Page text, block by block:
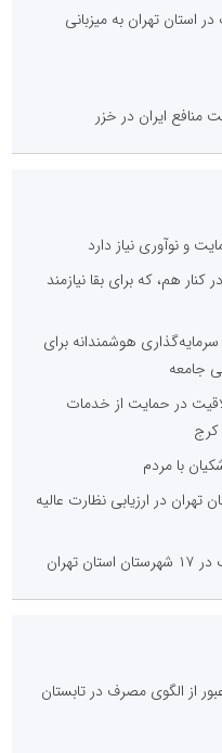
استان تهران به میزبانی
ایران در خزر
و نوآوری نیاز دارد
هم، که برای بقا نیازمند
هوشمندانه برای
جامعه
در حمایت از خدمات
کرج
با مردم
در ارزیابی نظارت عالیه
از الگوی مصرف در تابستان